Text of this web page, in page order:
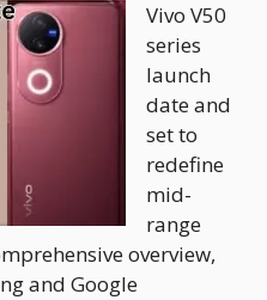
Vivo V50
series
launch
date and
set to
redefine
mid-
range
overview,
and Google